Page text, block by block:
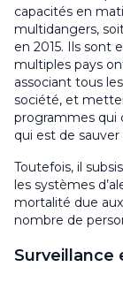
capacités en
multidangers,
en 2015. Ils sont
multiples pays
associant tous
société, et
programmes qui
qui est de sauver
Toutefois, il
les systèmes
mortalité due
nombre de
Surveillance